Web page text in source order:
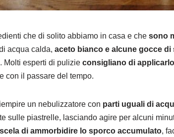
che di solito abbiamo in casa e che sono
acqua calda, aceto bianco e alcune gocce di
Molti esperti di pulizie consigliano di
con il passare del tempo.
un nebulizzatore con parti uguali di
sulle piastrelle, lasciando agire per alcuni
di ammorbidire lo sporco accumulato,